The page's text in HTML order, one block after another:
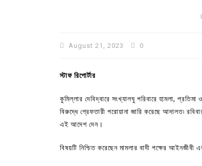
August 21, 2023 0
স্টাফ রিপোর্টার
কুমিল্লার দেবিদ্বারে সংখ্যালঘু পরিবারে হামলা,
বিরুদ্ধে গ্রেফতারী পরোয়ানা জারি করেছে আদালত৷
এই আদেশ দেন।
বিষয়টি নিশ্চিত করেছেন মামলার বাদী পক্ষের